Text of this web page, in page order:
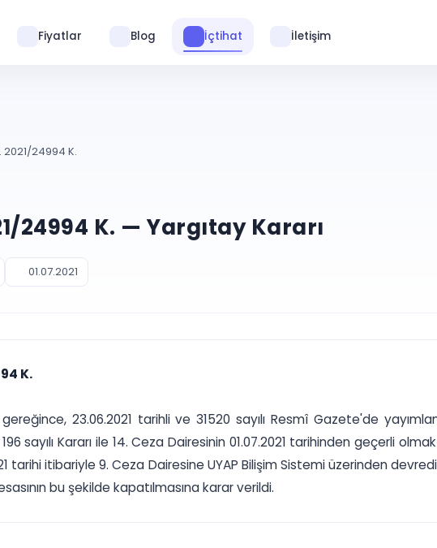
Fiyatlar Blog İçtihat İletişim
2021/24994 K.
24994 K. — Yargıtay Kararı
01.07.2021
K.
23.06.2021 tarihli ve 31520 sayılı Resmî Gazete'de
sayılı Kararı ile 14. Ceza Dairesinin 01.07.2021 tarihinden geçerli
tarihi itibariyle 9. Ceza Dairesine UYAP Bilişim Sistemi üzerinden
bu şekilde kapatılmasına karar verildi.